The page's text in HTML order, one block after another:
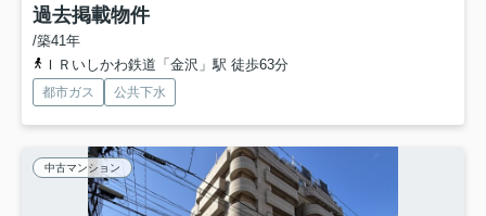
過去掲載物件
/築41年
ＩＲいしかわ鉄道「金沢」駅 徒歩63分
都市ガス 公共下水
中古マンション